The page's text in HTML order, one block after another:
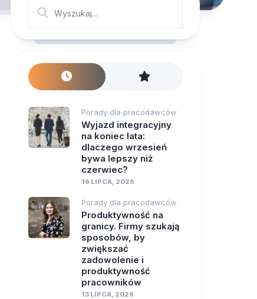
Porady dla pracodawców
Wyjazd integracyjny
na koniec lata:
dlaczego wrzesień
bywa lepszy niż
czerwiec?
16 LIPCA, 2026
Porady dla pracodawców
Produktywność na
granicy. Firmy szukają
sposobów, by
zwiększać
zadowolenie i
produktywność
pracowników
13 LIPCA, 2026